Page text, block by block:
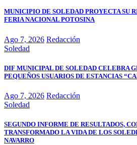
MUNICIPIO DE SOLEDAD PROYECTA SU
FERIA NACIONAL POTOSINA
Ago 7, 2026 Redacción
Soledad
DIF MUNICIPAL DE SOLEDAD CELEBRA
PEQUEÑOS USUARIOS DE ESTANCIAS
Ago 7, 2026 Redacción
Soledad
SEGUNDO INFORME DE RESULTADOS,
TRANSFORMADO LA VIDA DE LOS
NAVARRO